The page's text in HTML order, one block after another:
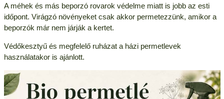
A méhek és más beporzó rovarok védelme miatt is jobb az esti
időpont. Virágzó növényeket csak akkor permetezzünk, amikor a
beporzók már nem járják a kertet.
Védőkesztyű és megfelelő ruházat a házi permetlevek
használatakor is ajánlott.